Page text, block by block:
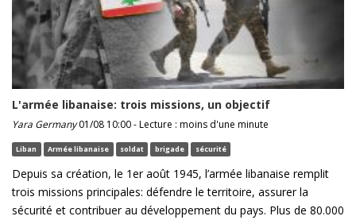
L'armée libanaise: trois missions, un objectif
Yara Germany01/08 10:00 - Lecture : moins d'une minute
Liban Armée libanaise soldat brigade sécurité
Depuis sa création, le 1er août 1945, l’armée libanaise remplit
trois missions principales: défendre le territoire, assurer la
sécurité et contribuer au développement du pays. Plus de 80.000